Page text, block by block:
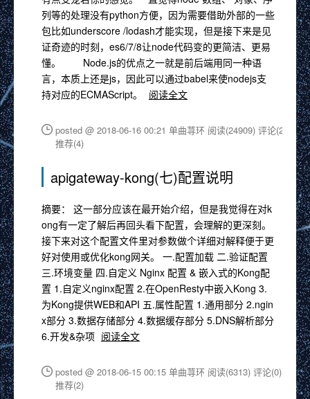
列等的处理没有python方便，因为需要借助外部的一些
包比如underscore /lodash才能实现，但是接下来是见
证奇迹的时刻，es6/7/8让node代码变的更简洁、更易
懂。 Node.js的优点之一就是前后端用同一种语
言，本质上还是js，因此可以通过babel来使nodejs支
持对应的ECMAScript。
阅读全文
posted @ 2018-06-16 00:21 单曲荨环 阅读(24909) 评论(2)
推荐(4)
apigateway-kong(七)配置说明
摘要： 这一部分应该在最开始介绍，但是我觉得在对k
ong有一定了解后再回头看下配置，会理解的更深刻。
接下来对这个配置文件里对参数做个详细对解释便于更
好对使用或优化kong网关。 一.配置加载 二.验证配置
三.环境变量 四.自定义 Nginx 配置 & 嵌入式的Kong配
置 1.自定义nginx配置 2.在OpenResty中嵌入Kong 3.
为Kong提供WEB和API 五.属性配置 1.通用部分 2.ngin
x部分 3.数据存储部分 4.数据缓存部分 5.DNS解析部分
6.开发&杂项 阅读全文
posted @ 2018-06-15 00:15 单曲荨环 阅读(6313) 评论(0)
推荐(2)